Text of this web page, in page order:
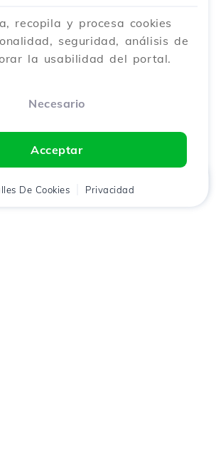
recopila y procesa cookies
seguridad, análisis de
la usabilidad del portal.
Necesario
Acceptar
De Cookies Privacidad
Carrito Chat